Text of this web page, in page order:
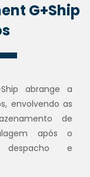
G+Ship
abrange a
envolvendo as
de
após o
despacho e